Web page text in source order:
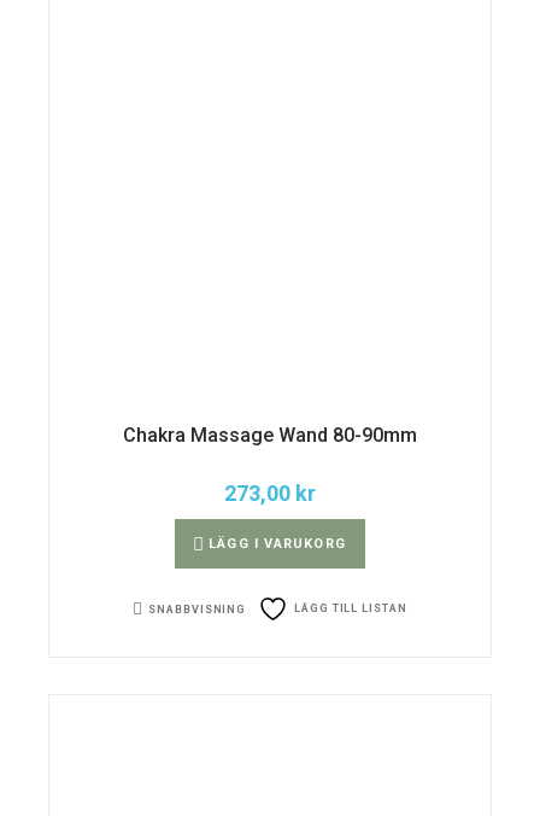
Chakra Massage Wand 80-90mm
273,00 kr
LÄGG I VARUKORG
SNABBVISNING LÄGG TILL LISTAN